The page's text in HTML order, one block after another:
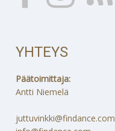
YHTEYS
Päätoimittaja:
Antti Niemelä
juttuvinkki@findance.com